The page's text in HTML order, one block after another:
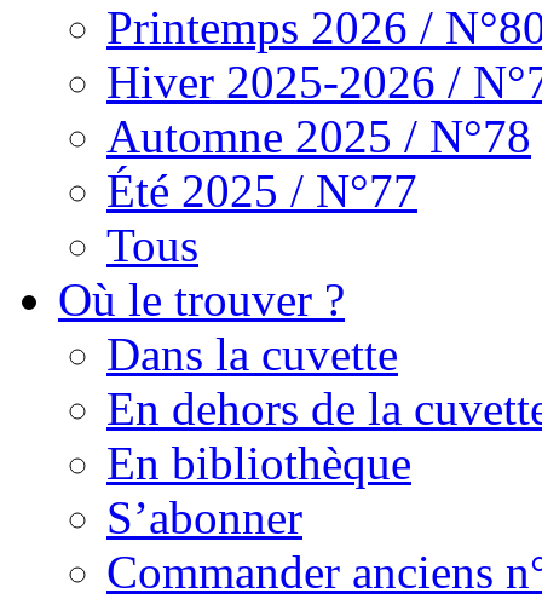
Printemps 2026 /
Hiver 2025-2026 /
Automne 2025 / N°78
Été 2025 / N°77
Tous
Où le trouver ?
Dans la cuvette
En dehors de la
En bibliothèque
S’abonner
Commander anciens